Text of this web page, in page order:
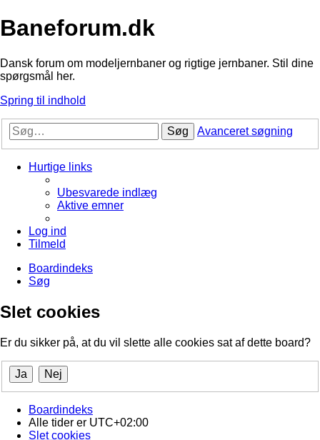
Baneforum.dk
Dansk forum om modeljernbaner og rigtige jernbaner. Stil dine
spørgsmål her.
Spring til indhold
Søg Avanceret søgning
Hurtige links
Ubesvarede indlæg
Aktive emner
Log ind
Tilmeld
Boardindeks
Søg
Slet cookies
Er du sikker på, at du vil slette alle cookies sat af dette board?
Boardindeks
Alle tider er UTC+02:00
Slet cookies